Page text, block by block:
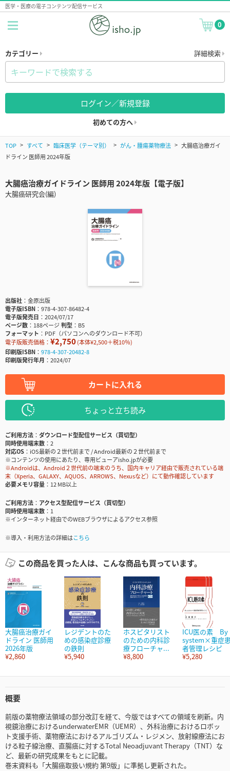
医学・医療の電子コンテンツ配信サービス
0
カテゴリー 詳細検索
ログイン／新規登録
初めての方へ
TOP すべて 臨床医学（テーマ別） がん・腫瘍薬物療法
大腸癌治療ガイ
ドライン 医師用 2024年版
大腸癌治療ガイドライン 医師用 2024年版【電子版】
大腸癌研究会(編)
出版社
金原出版
電子版ISBN
978-4-307-86482-4
電子版発売日
2024/07/17
ページ数
188ページ判型
B5
フォーマット
PDF（パソコンへのダウンロード不可）
電子版販売価格： ¥2,750(本体¥2,500＋税10％)
印刷版ISBN
978-4-307-20482-8
印刷版発行年月
2024/07
カートに入れる
ちょっと立ち読み
ご利用方法
ダウンロード型配信サービス（買切型）
同時使用端末数
2
対応OS
iOS最新の２世代前まで / Android最新の２世代前まで
※コンテンツの使用にあたり、専用ビューアisho.jpが必要
※Androidは、Android２世代前の端末のうち、国内キャリア経由で販売されている端
末（Xperia、GALAXY、AQUOS、ARROWS、Nexusなど）にて動作確認しています
必要メモリ容量
12 MB以上
ご利用方法
アクセス型配信サービス（買切型）
同時使用端末数
1
※インターネット経由でのWEBブラウザによるアクセス参照
※導入・利用方法の詳細はこちら
この商品を買った人は、こんな商品も買っています。
大腸癌治療ガイ
ドライン 医師用
2026年版
¥2,860
レジデントのた
めの感染症診療
の鉄則
¥5,940
ホスピタリスト
のための内科診
療フローチャ...
¥8,800
ICU医の素 By
system×重症
者管理レシピ
¥5,280
概要
前版の薬物療法領域の部分改訂を経て、今版ではすべての領域を刷新。内
視鏡治療におけるunderwaterEMR（UEMR）、外科治療におけるロボッ
ト支援手術、薬物療法におけるアルゴリズム・レジメン、放射線療法にお
ける粒子線治療、直腸癌に対するTotal Neoadjuvant Therapy（TNT）な
ど、最新の研究成果をもとに記載。
巻末資料も「大腸癌取扱い規約 第9版」に準拠し更新された。